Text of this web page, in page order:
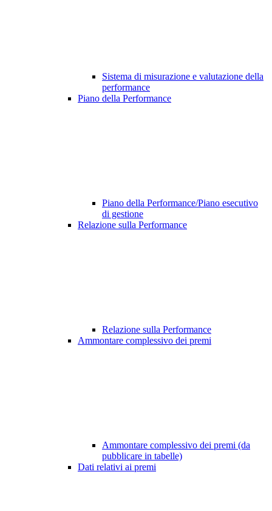
Sistema di misurazione e valutazione della
performance
Piano della Performance
Piano della Performance/Piano esecutivo
di gestione
Relazione sulla Performance
Relazione sulla Performance
Ammontare complessivo dei premi
Ammontare complessivo dei premi (da
pubblicare in tabelle)
Dati relativi ai premi